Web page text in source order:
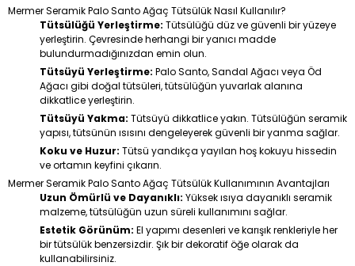
Mermer Seramik Palo Santo Ağaç Tütsülük Nasıl Kullanılır?
Tütsülüğü Yerleştirme: Tütsülüğü düz ve güvenli bir yüzeye
yerleştirin. Çevresinde herhangi bir yanıcı madde
bulundurmadığınızdan emin olun.
Tütsüyü Yerleştirme: Palo Santo, Sandal Ağacı veya Öd
Ağacı gibi doğal tütsüleri, tütsülüğün yuvarlak alanına
dikkatlice yerleştirin.
Tütsüyü Yakma: Tütsüyü dikkatlice yakın. Tütsülüğün seramik
yapısı, tütsünün ısısını dengeleyerek güvenli bir yanma sağlar.
Koku ve Huzur: Tütsü yandıkça yayılan hoş kokuyu hissedin
ve ortamın keyfini çıkarın.
Mermer Seramik Palo Santo Ağaç Tütsülük Kullanımının Avantajları
Uzun Ömürlü ve Dayanıklı: Yüksek ısıya dayanıklı seramik
malzeme, tütsülüğün uzun süreli kullanımını sağlar.
Estetik Görünüm: El yapımı desenleri ve karışık renkleriyle her
bir tütsülük benzersizdir. Şık bir dekoratif öğe olarak da
kullanabilirsiniz.